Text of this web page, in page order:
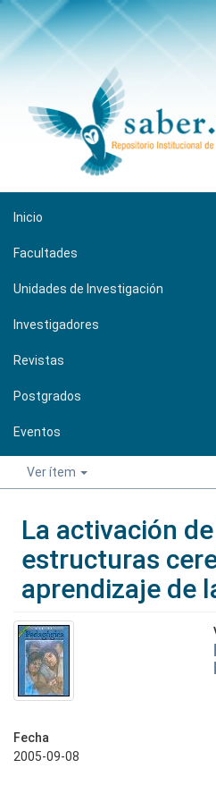
Inicio
Facultades
Unidades de Investigación
Investigadores
Revistas
Postgrados
Eventos
Ver ítem
La activación
estructuras
aprendizaje de
Fecha
2005-09-08